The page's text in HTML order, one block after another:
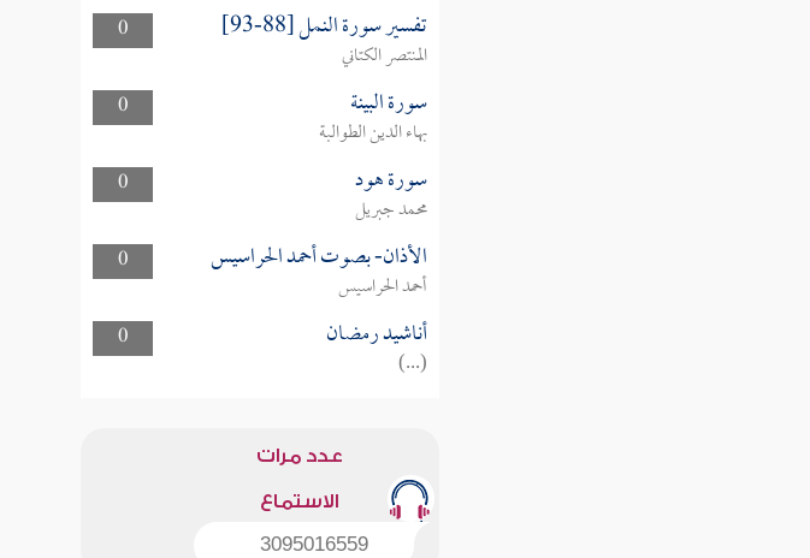
0
تفسير سورة النمل [88-93]
المنتصر الكتاني
0
سورة البينة
بهاء الدين الطوالبة
0
سورة هود
محمد جبريل
0
الأذان- بصوت أحمد الحراسيس
أحمد الحراسيس
0
أناشيد رمضان
(...)
عدد مرات
الاستماع
3095016559